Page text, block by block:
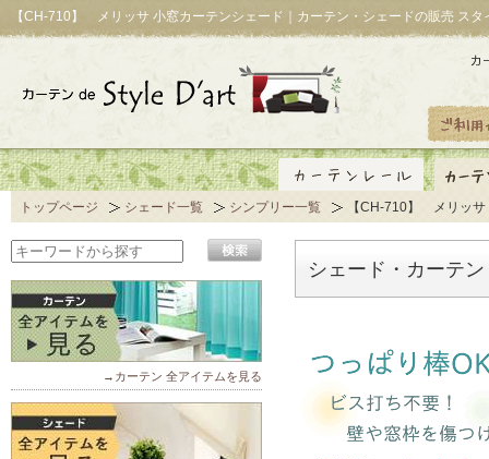
【CH-710】 メリッサ 小窓カーテンシェード｜カーテン・シェードの販売 スタ
トップページ シェード一覧 シンプリー一覧 【CH-710】 メリッサ
シェード・カーテ
→カーテン 全アイテムを見る